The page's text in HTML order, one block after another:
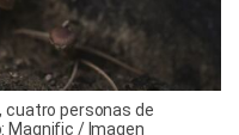
cuatro personas de
Magnific / Imagen